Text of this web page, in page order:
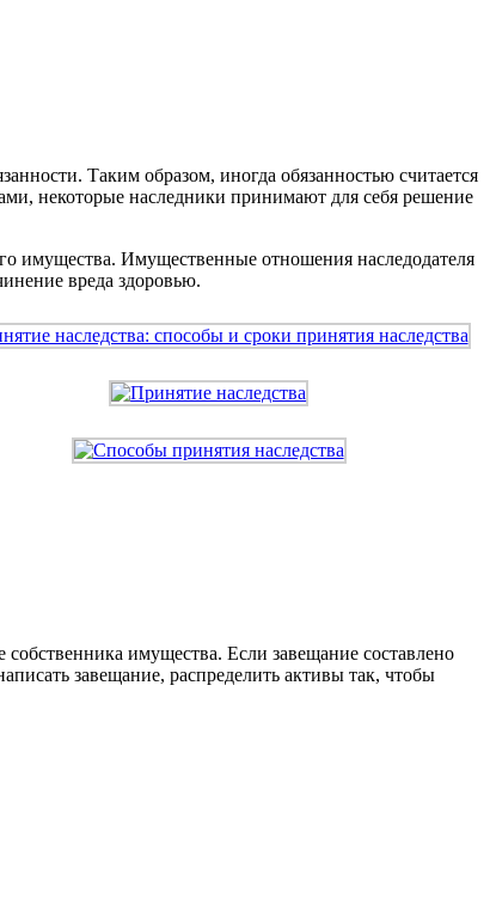
Таким образом, иногда обязанностью считается
некоторые наследники принимают для себя решение
имущества. Имущественные отношения наследодателя
вреда здоровью.
имущества. Если завещание составлено
завещание, распределить активы так, чтобы